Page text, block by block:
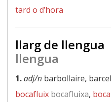
tard o d’hora
llarg de llengua
llengua
1.adj/n barbollaire,
bocafluix bocafluixa,